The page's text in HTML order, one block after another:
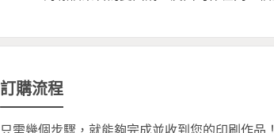
訂購流程